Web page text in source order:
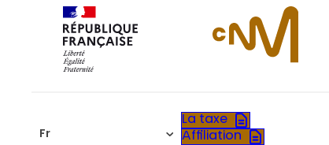
Fr
La taxe
Affiliation